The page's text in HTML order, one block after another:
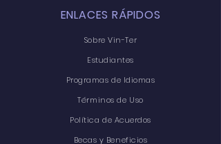
ENLACES RÁPIDOS
Sobre Vin-Ter
Estudiantes
Programas de Idiomas
Términos de Uso
Política de Acuerdos
Becas y Beneficios